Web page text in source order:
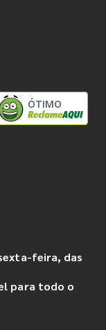
ÓTIMO
feira, das
para todo o